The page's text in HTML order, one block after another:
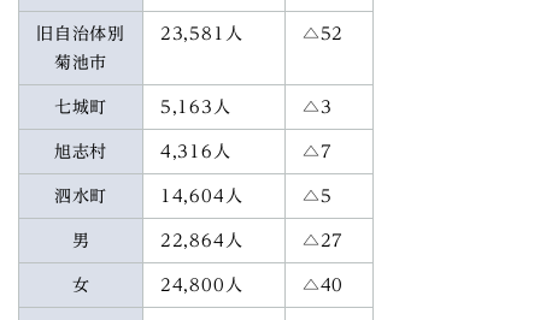
旧自治体別
菊池市
23,581人 △52
七城町 5,163人 △3
旭志村 4,316人 △7
泗水町 14,604人 △5
男 22,864人 △27
女 24,800人 △40